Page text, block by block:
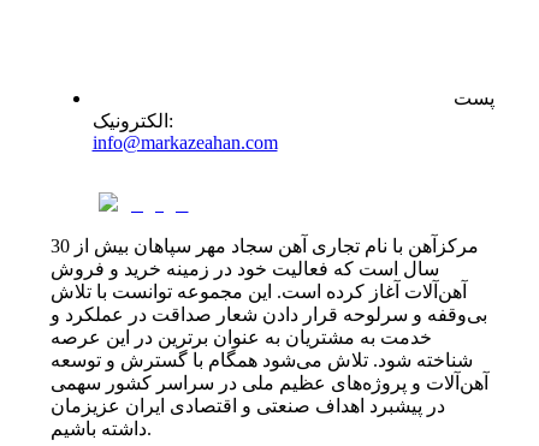
پست
الکترونیک :
info@markazeahan.com
مرکزآهن با نام تجاری آهن سجاد مهر سپاهان بیش از 30
سال است که فعالیت خود در زمینه خرید و فروش
آهن‌آلات آغاز کرده است. این مجموعه توانست با تلاش
بی‌وقفه و سرلوحه قرار دادن شعار صداقت در عملکرد و
خدمت به مشتریان به عنوان برترین در این عرصه
شناخته شود. تلاش می‌شود همگام با گسترش و توسعه
آهن‌آلات و پروژه‌های عظیم ملی در سراسر کشور سهمی
در پیشبرد اهداف صنعتی و اقتصادی ایران عزیزمان
داشته باشیم.